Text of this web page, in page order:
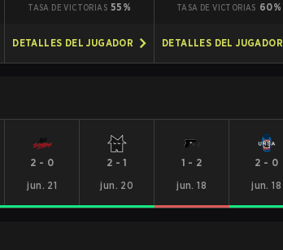
TASA DE VICTORIAS 55%
DETALLES DEL JUGADOR
TASA DE VICTORIAS 60%
DETALLES DEL JUGADOR
2 - 0
jun. 21
2 -1
jun. 20
1 - 2
jun. 18
2 - 0
jun. 18